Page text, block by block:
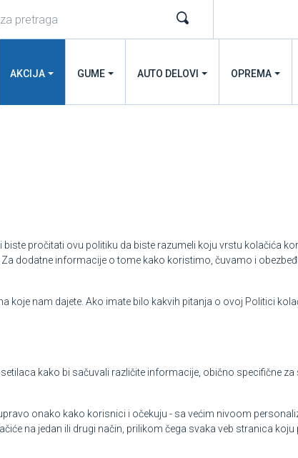
AKCIJA GUME AUTO DELOVI OPREMA
pročitati ovu politiku da biste razumeli koju vrstu kolačića
dodatne informacije o tome kako koristimo, čuvamo i
koje nam dajete. Ako imate bilo kakvih pitanja o ovoj Politici
kako bi sačuvali različite informacije, obično specifične za
onako kako korisnici i očekuju - sa većim nivoom
na jedan ili drugi način, prilikom čega svaka veb stranica koju